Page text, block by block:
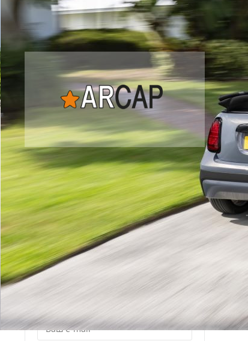
Наша экспертиза
подержанных автомобилей
Лучшие материалы Авторевю — в